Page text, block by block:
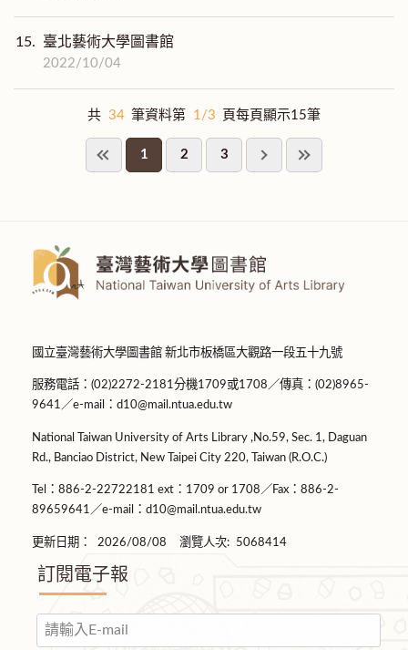
15. 臺北藝術大學圖書館
2022/10/04
共 34 筆資料第 1/3 頁每頁顯示15筆
1 2 3
國立臺灣藝術大學圖書館 新北市板橋區大觀路一段五十九號
服務電話：(02)2272-2181分機1709或1708／傳真：(02)8965-
9641／e-mail：d10@mail.ntua.edu.tw
National Taiwan University of Arts Library ,No.59, Sec. 1, Daguan
Rd., Banciao District, New Taipei City 220, Taiwan (R.O.C.)
Tel：886-2-22722181 ext：1709 or 1708／Fax：886-2-
89659641／e-mail：d10@mail.ntua.edu.tw
更新日期： 2026/08/08 瀏覽人次: 5068414
訂閱電子報